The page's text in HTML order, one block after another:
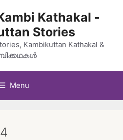
Kathakal -
Stories
Kambikuttan Kathakal &
Menu